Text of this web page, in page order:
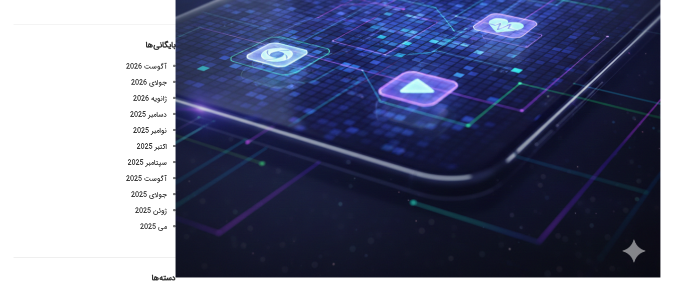
بایگانی‌ها
آگوست 2026
جولای 2026
ژانویه 2026
دسامبر 2025
نوامبر 2025
اکتبر 2025
سپتامبر 2025
آگوست 2025
جولای 2025
ژوئن 2025
می 2025
دسته‌ها